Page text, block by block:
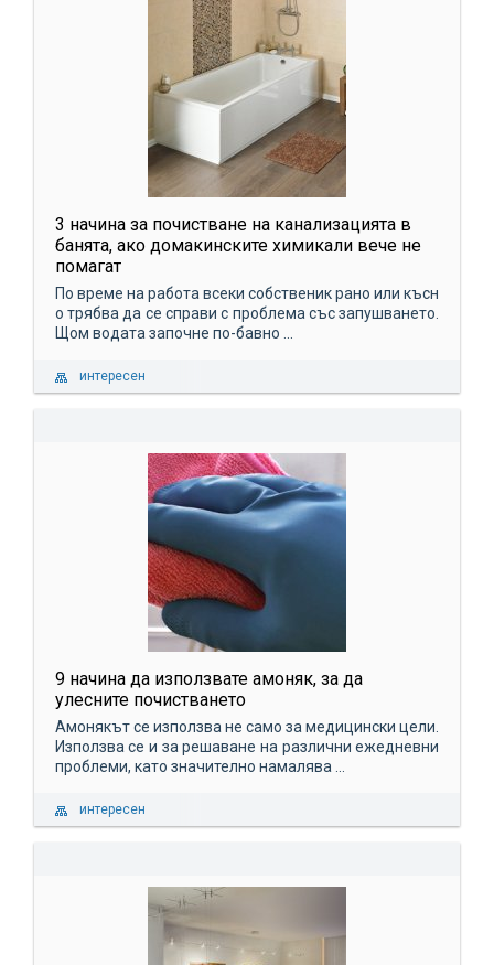
3 начина за почистване на канализацията в
банята, ако домакинските химикали вече не
помагат
По време на работа всеки собственик рано или късн
о трябва да се справи с проблема със запушването.
Щом водата започне по-бавно ...
интересен
9 начина да използвате амоняк, за да
улесните почистването
Амонякът се използва не само за медицински цели.
Използва се и за решаване на различни ежедневни
проблеми, като значително намалява ...
интересен